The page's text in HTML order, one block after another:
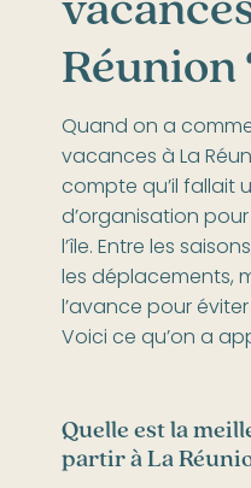
Réunion
Quand on a
vacances à La
compte qu’il fallait
d’organisation
l’île. Entre les
les déplacements,
l’avance pour
Voici ce qu’on a
Quelle est la
partir à La